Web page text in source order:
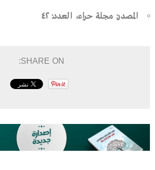
المصدر: مجلة حراء، العدد: ٤٢
SHARE ON: